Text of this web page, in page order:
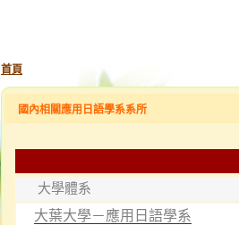
首頁
國內相關應用日語學系系所
大學體系
大葉大學－應用日語學系